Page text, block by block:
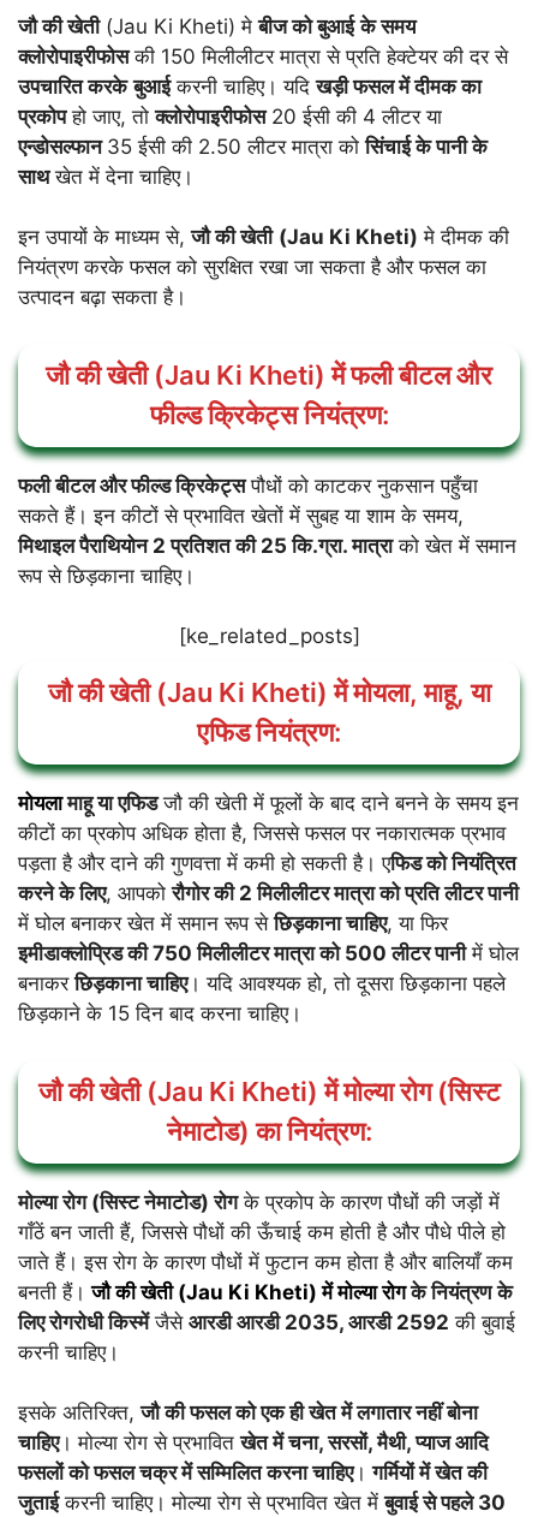
जौ की खेती(Jau Ki Kheti) मेबीज को बुआई के समय
क्लोरोपाइरीफोसकी 150 मिलीलीटर मात्रा से प्रति हेक्टेयर की दर से
उपचारित करके बुआईकरनी चाहिए। यदिखड़ी फसल में दीमक का
प्रकोपहो जाए, तोक्लोरोपाइरीफोस20 ईसी की 4 लीटर या
एन्डोसल्फान 35 ईसी की 2.50 लीटर मात्रा कोसिंचाई के पानी के
साथखेत में देना चाहिए।
इन उपायों के माध्यम से,जौ की खेती (Jau Ki Kheti) मे दीमक की
नियंत्रण करके फसल को सुरक्षित रखा जा सकता है और फसल का
उत्पादन बढ़ा सकता है।
जौ की खेती (Jau Ki Kheti) में फली बीटल और
फील्ड क्रिकेट्स नियंत्रण:
फली बीटल और फील्ड क्रिकेट्सपौधों को काटकर नुकसान पहुँचा
सकते हैं। इन कीटों से प्रभावित खेतों में सुबह या शाम के समय,
मिथाइल पैराथियोन 2 प्रतिशत की 25 कि.ग्रा. मात्राको खेत में समान
रूप से छिड़काना चाहिए।
[ke_related_posts]
जौ की खेती (Jau Ki Kheti) मेंमोयला, माहू, या
एफिडनियंत्रण:
मोयलामाहू या एफिडजौ की खेती में फूलों के बाद दाने बनने के समय इन
कीटों का प्रकोप अधिक होता है, जिससे फसल पर नकारात्मक प्रभाव
पड़ता है और दाने की गुणवत्ता में कमी हो सकती है। एफिड को नियंत्रित
करने के लिए, आपकोरौगोर की 2 मिलीलीटर मात्रा को प्रति लीटर पानी
में घोल बनाकर खेत में समान रूप सेछिड़काना चाहिए, या फिर
इमीडाक्लोप्रिड की 750 मिलीलीटर मात्रा को 500 लीटर पानीमें घोल
बनाकरछिड़काना चाहिए। यदि आवश्यक हो, तो दूसरा छिड़काना पहले
छिड़काने के 15 दिन बाद करना चाहिए।
जौ की खेती (Jau Ki Kheti) में मोल्या रोग (सिस्ट
नेमाटोड) का नियंत्रण:
मोल्या रोग (सिस्ट नेमाटोड) रोगके प्रकोप के कारण पौधों की जड़ों में
गाँठें बन जाती हैं, जिससे पौधों की ऊँचाई कम होती है और पौधे पीले हो
जाते हैं। इस रोग के कारण पौधों में फुटान कम होता है और बालियाँ कम
बनती हैं।जौ की खेती (Jau Ki Kheti) में मोल्या रोगके नियंत्रण के
लिए रोगरोधी किस्मेंजैसे आरडी आरडी 2035, आरडी 2592 की बुवाई
करनी चाहिए।
इसके अतिरिक्त,जौ की फसल को एक ही खेत में लगातार नहीं बोना
चाहिए। मोल्या रोग से प्रभावितखेत में चना, सरसों, मैथी, प्याज आदि
फसलों को फसल चक्र में सम्मिलित करना चाहिए।गर्मियों में खेत की
जुताईकरनी चाहिए। मोल्या रोग से प्रभावित खेत मेंबुवाई से पहले 30